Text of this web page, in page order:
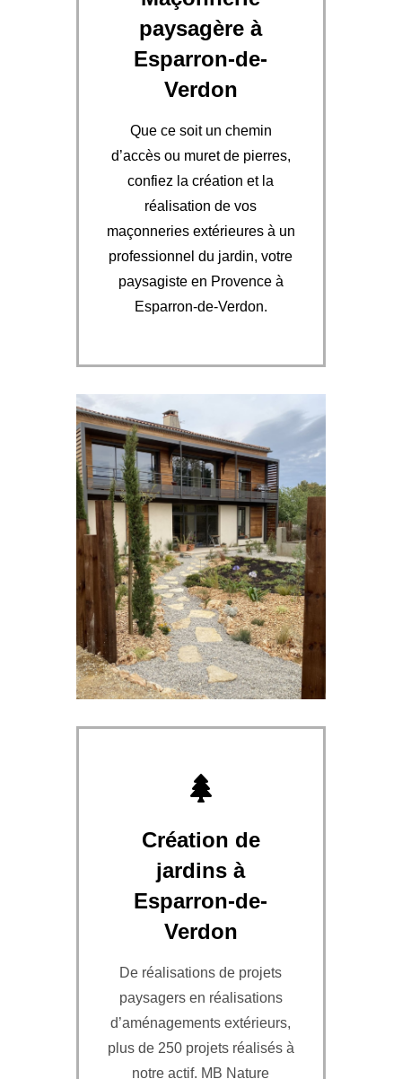
paysagère à
Esparron-de-
Verdon
Que ce soit un chemin
d’accès ou muret de pierres,
confiez la création et la
réalisation de vos
maçonneries extérieures à un
professionnel du jardin, votre
paysagiste en Provence à
Esparron-de-Verdon.
Création de
jardins à
Esparron-de-
Verdon
De réalisations de projets
paysagers en réalisations
d’aménagements extérieurs,
plus de 250 projets réalisés à
notre actif. MB Nature